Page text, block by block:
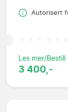
Autorisert
Les mer/Bestill
3 400,-